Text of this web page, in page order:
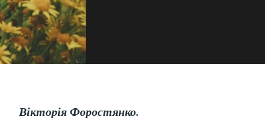
Вікторія Форостянко.